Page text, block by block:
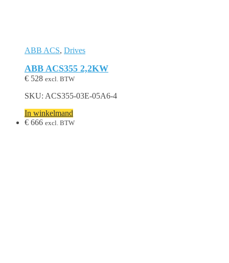
ABB ACS, Drives
ABB ACS355 2,2KW
€ 528 excl. BTW
SKU: ACS355-03E-05A6-4
In winkelmand
€ 666 excl. BTW